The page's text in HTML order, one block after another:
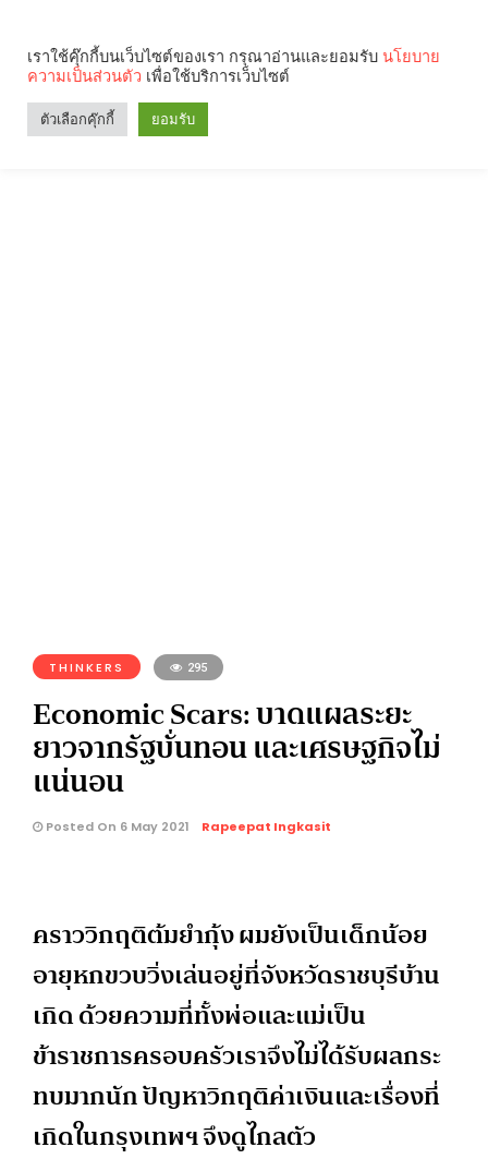
THINKERS 295
Economic Scars: บาดแผลระยะ
ยาวจากรัฐบั่นทอน และเศรษฐกิจไม่
แน่นอน
Posted On 6 May 2021 Rapeepat Ingkasit
คราววิกฤติต้มยำกุ้ง ผมยังเป็นเด็กน้อย
อายุหกขวบวิ่งเล่นอยู่ที่จังหวัดราชบุรีบ้าน
เกิด ด้วยความที่ทั้งพ่อและแม่เป็น
ข้าราชการครอบครัวเราจึงไม่ได้รับผลกระ
ทบมากนัก ปัญหาวิกฤติค่าเงินและเรื่องที่
เกิดในกรุงเทพฯ จึงดูไกลตัว
เราใช้คุ๊กกี้บนเว็บไซต์ของเรา กรุณาอ่านและยอมรับ นโยบาย
ความเป็นส่วนตัว เพื่อใช้บริการเว็บไซต์
ตัวเลือกคุ๊กกี้ ยอมรับ